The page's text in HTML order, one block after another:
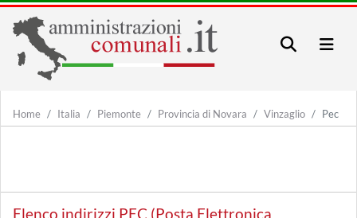
Home Italia Piemonte Provincia di Novara Vinzaglio Pec
Elenco indirizzi PEC (Posta Elettronica